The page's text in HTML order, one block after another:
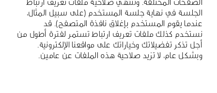
الجلسة في نهاية جلسة المستخدم (على سبيل المثال،
عندما يقوم المستخدم بإغلاق نافذة المتصفح). قد
نستخدم كذلك ملفات تعريف ارتباط تستمر لفترة أطول من
أجل تذكر تفضيلاتك وخياراتك على مواقعنا الإلكترونية.
وبشكل عام، لا تزيد صلاحية هذه الملفات عن عامين.